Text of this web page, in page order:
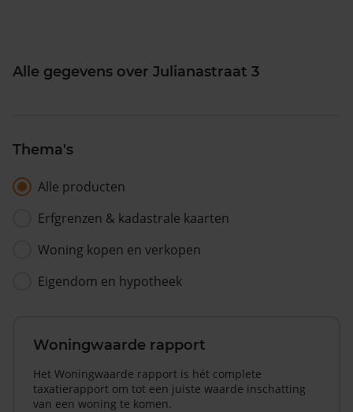
Alle gegevens over Julianastraat 3
Thema's
Alle producten
Erfgrenzen & kadastrale kaarten
Woning kopen en verkopen
Eigendom en hypotheek
Woningwaarde rapport
Het Woningwaarde rapport is hét complete
taxatierapport om tot een juiste waarde inschatting
van een woning te komen.